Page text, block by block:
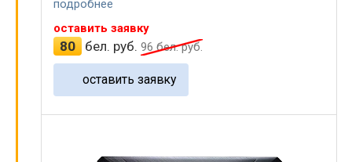
подробнее
оставить заявку
80 бел. руб. 96бел. руб.
оставить заявку